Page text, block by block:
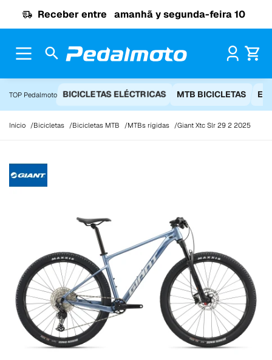
Receber entre amanhã y segunda-feira 10
TOP Pedalmoto BICICLETAS ELÉCTRICAS MTB BICICLETAS
Início Bicicletas Bicicletas MTB MTBs rígidas Giant Xtc Slr 29 2 2025